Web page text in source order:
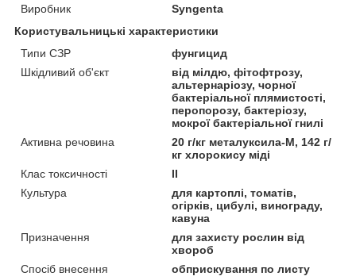
Виробник
Syngenta
Користувальницькі характеристики
Типи СЗР
фунгицид
Шкідливий об'єкт
від мілдю, фітофтрозу,
альтернаріозу, чорної
бактеріальної плямистості,
перопорозу, бактеріозу,
мокрої бактеріальної гнилі
Активна речовина
20 г/кг металуксила-М, 142 г/
кг хлорокису міді
Клас токсичності
II
Культура
для картоплі, томатів,
огірків, цибулі, винограду,
кавуна
Призначення
для захисту рослин від
хвороб
Спосіб внесення
обприскування по листу